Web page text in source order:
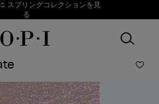
スプリングコレクションを見
る
ほ